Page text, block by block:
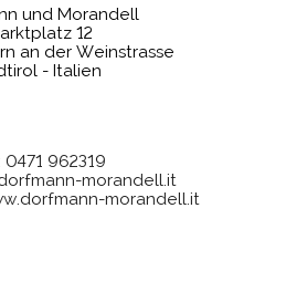
und Morandell
12
an der Weinstrasse
- Italien
0471 962319
morandell.it
morandell.it